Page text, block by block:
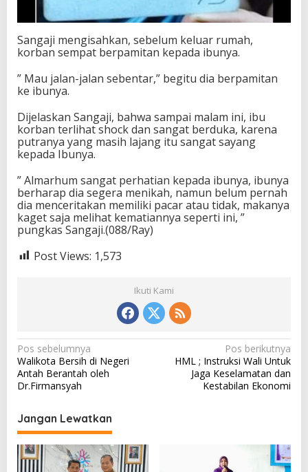
Sangaji mengisahkan, sebelum keluar rumah,
korban sempat berpamitan kepada ibunya.
” Mau jalan-jalan sebentar,” begitu dia berpamitan
ke ibunya.
Dijelaskan Sangaji, bahwa sampai malam ini, ibu
korban terlihat shock dan sangat berduka, karena
putranya yang masih lajang itu sangat sayang
kepada Ibunya.
” Almarhum sangat perhatian kepada ibunya, ibunya
berharap dia segera menikah, namun belum pernah
dia menceritakan memiliki pacar atau tidak, makanya
kaget saja melihat kematiannya seperti ini, ”
pungkas Sangaji.(088/Ray)
Post Views: 1,573
Ikuti Kami
N
a
v
g
a
s
Pos sebelumnya
Walikota Bersih di Negeri
Antah Berantah oleh
Dr.Firmansyah
Pos berikutnya
HML ; Instruksi Wali Untuk
Jaga Keselamatan dan
Kestabilan Ekonomi
Jangan Lewatkan